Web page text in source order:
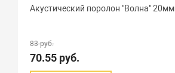
Акустический поролон "Волна" 20мм
83 руб.
70.55 руб.